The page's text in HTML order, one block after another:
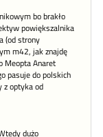
bo brakło
powiększalnika
(od strony
m42, jak znajdę
Meopta Anaret
pasuje do polskich
z optyka od
dużo